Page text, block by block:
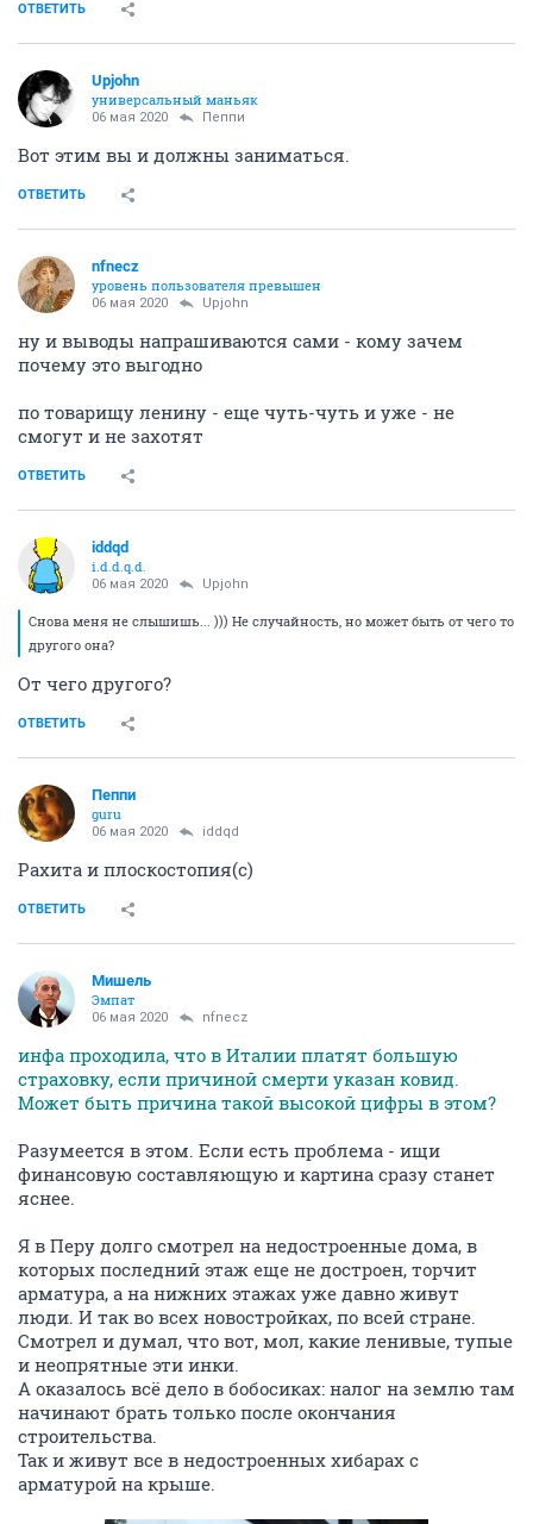
ОТВЕТИТЬ
Upjohn
универсальный маньяк
06 мая 2020 Пeппи
Вот этим вы и должны заниматься.
ОТВЕТИТЬ
nfnecz
уровень пользователя превышен
06 мая 2020 Upjohn
ну и выводы напрашиваются сами - кому зачем
почему это выгодно
по товарищу ленину - еще чуть-чуть и уже - не
смогут и не захотят
ОТВЕТИТЬ
iddqd
i.d.d.q.d.
06 мая 2020 Upjohn
Снова меня не слышишь... ))) Не случайность, но может быть от чего то
другого она?
От чего другого?
ОТВЕТИТЬ
Пeппи
guru
06 мая 2020 iddqd
Рахита и плоскостопия(с)
ОТВЕТИТЬ
Мишель
Эмпат
06 мая 2020 nfnecz
инфа проходила, что в Италии платят большую
страховку, если причиной смерти указан ковид.
Может быть причина такой высокой цифры в этом?
Разумеется в этом. Если есть проблема - ищи
финансовую составляющую и картина сразу станет
яснее.
Я в Перу долго смотрел на недостроенные дома, в
которых последний этаж еще не достроен, торчит
арматура, а на нижних этажах уже давно живут
люди. И так во всех новостройках, по всей стране.
Смотрел и думал, что вот, мол, какие ленивые, тупые
и неопрятные эти инки.
А оказалось всё дело в бобосиках: налог на землю там
начинают брать только после окончания
строительства.
Так и живут все в недостроенных хибарах с
арматурой на крыше.